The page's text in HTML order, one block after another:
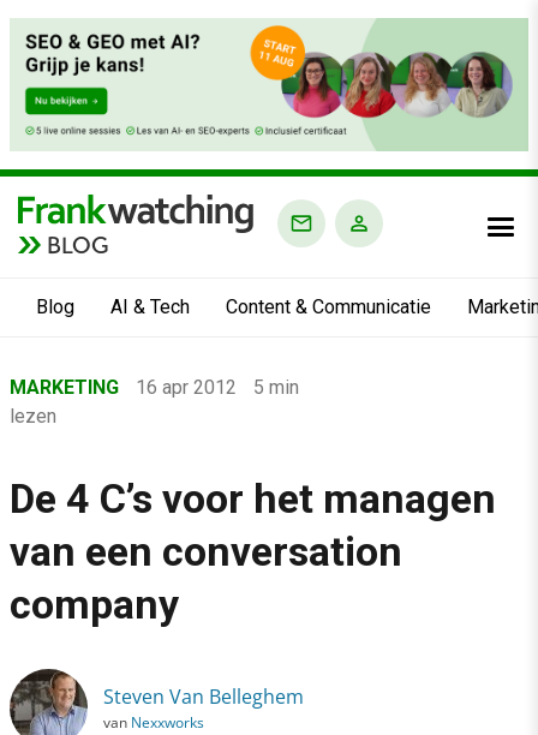
BLOG
Blog AI & Tech Content & Communicatie
›
Marketing
›
De 4 C’s voor het managen van een conversation company
MARKETING 16 apr 2012
5 min
lezen
De 4 C’s voor het managen
van een conversation
company
Steven Van Belleghem
van Nexxworks